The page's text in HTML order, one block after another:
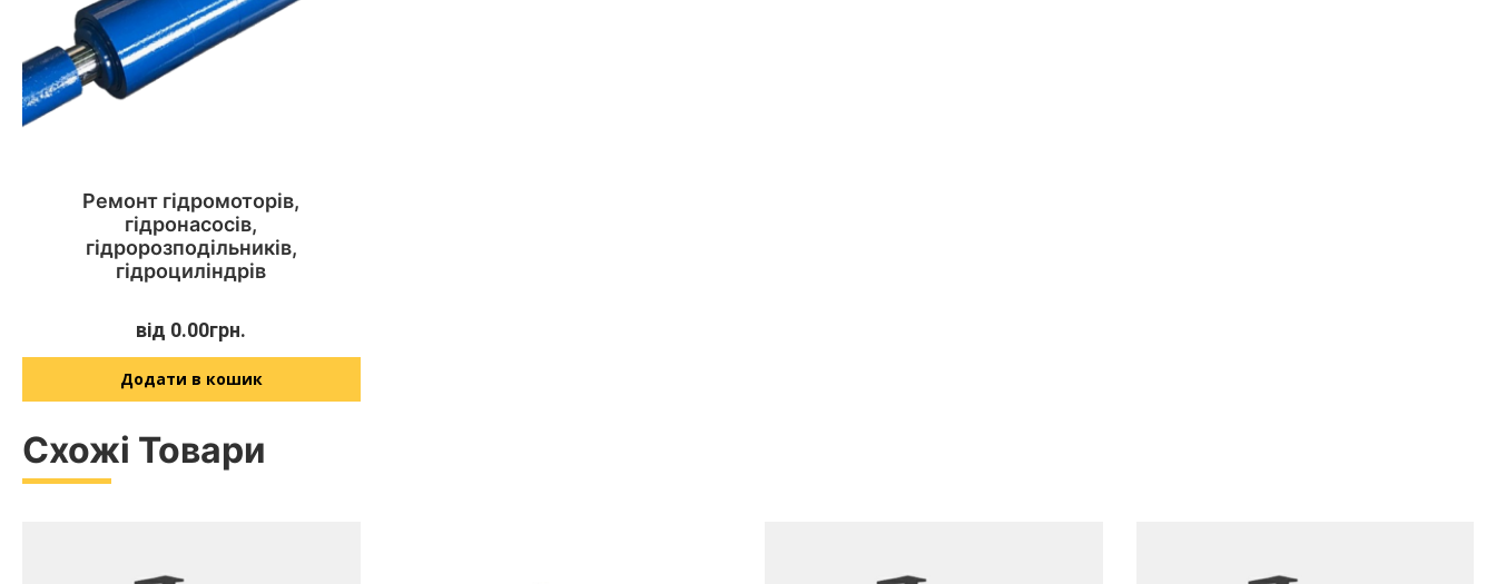
Ремонт гідромоторів,
гідронасосів,
гідророзподільників,
гідроциліндрів
від 0.00грн.
Додати в кошик
Схожі Товари